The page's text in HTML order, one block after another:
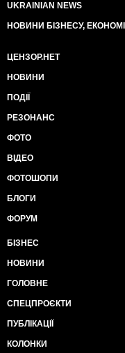
UKRAINIAN NEWS
НОВИНИ БІЗНЕСУ,
ЦЕНЗОР.НЕТ
НОВИНИ
ПОДІЇ
РЕЗОНАНС
ФОТО
ВІДЕО
ФОТОШОПИ
БЛОГИ
ФОРУМ
БІЗНЕС
НОВИНИ
ГОЛОВНЕ
СПЕЦПРОЄКТИ
ПУБЛІКАЦІЇ
КОЛОНКИ